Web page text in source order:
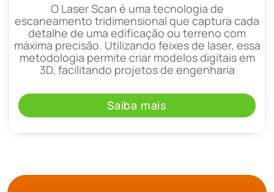
O Laser Scan é uma tecnologia de
escaneamento tridimensional que captura cada
detalhe de uma edificação ou terreno com
máxima precisão. Utilizando feixes de laser, essa
metodologia permite criar modelos digitais em
3D, facilitando projetos de engenharia
Saiba mais